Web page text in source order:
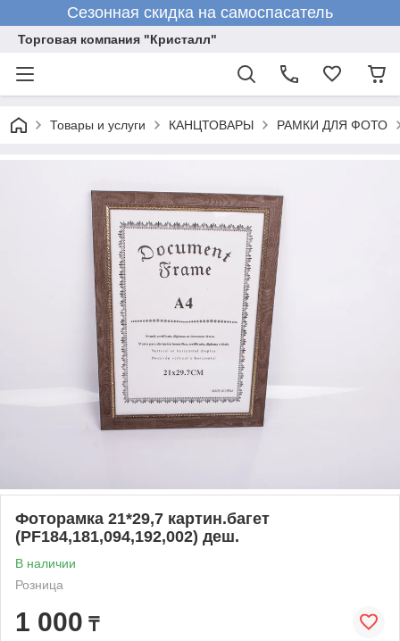
Сезонная скидка на самоспасатель
Торговая компания "Кристалл"
Товары и услуги КАНЦТОВАРЫ РАМКИ ДЛЯ ФОТО
Фоторамка 21*29,7 картин.багет
(PF184,181,094,192,002) деш.
В наличии
Розница
1 000 ₸